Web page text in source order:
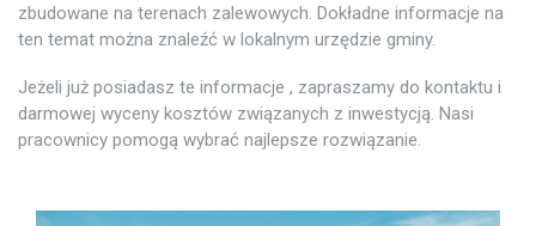
zbudowane na terenach zalewowych. Dokładne informacje na
ten temat można znaleźć w lokalnym urzędzie gminy.
Jeżeli już posiadasz te informacje , zapraszamy do kontaktu i
darmowej wyceny kosztów związanych z inwestycją. Nasi
pracownicy pomogą wybrać najlepsze rozwiązanie.